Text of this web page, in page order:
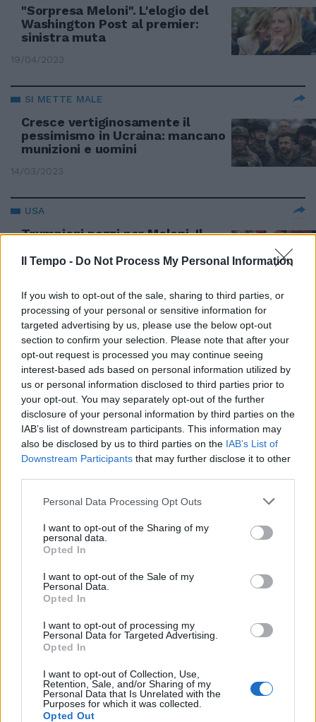
Il Tempo - Do Not Process My Personal Information
If you wish to opt-out of the sale, sharing to third parties, or
processing of your personal or sensitive information for
targeted advertising by us, please use the below opt-out
section to confirm your selection. Please note that after your
opt-out request is processed you may continue seeing
interest-based ads based on personal information utilized by
us or personal information disclosed to third parties prior to
your opt-out. You may separately opt-out of the further
disclosure of your personal information by third parties on the
IAB’s list of downstream participants. This information may
also be disclosed by us to third parties on the IAB’s List of
Downstream Participants that may further disclose it to other
Personal Data Processing Opt Outs
I want to opt-out of the Sharing of my
personal data.
Opted In
I want to opt-out of the Sale of my
Personal Data.
Opted In
I want to opt-out of processing my
Personal Data for Targeted Advertising.
Opted In
I want to opt-out of Collection, Use,
Retention, Sale, and/or Sharing of my
Personal Data that Is Unrelated with the
Purposes for which it was collected.
Opted Out
"Sorpresa Meloni". L'elogio del
Washington Post al premier:
sinistra muta
19/04/2023
SI METTE MALE
Cresce vertiginosamente il
pessimismo in Ucraina: mancano
munizioni e uomini
14/03/2023
USA
Trumpiani pazzi per Meloni. Il
la destra Usa"
L'INTERVISTA
"Non sono una minaccia". Meloni
rassicura gli Usa
14/09/2022
WASHINGTON POST
"Trump 2024". Il tycoon scioglie
la riserva, quando arriva
MILITARIZZATA
Quindicimila soldati per Joe
blinda Washington
11/01/2021
IL MACIGNO DEL DEBITO
globale. Dagli Usa la previsione
choc
26/05/2020